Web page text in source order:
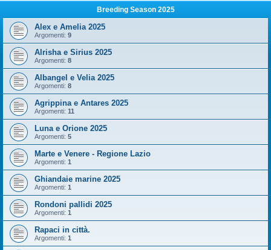
Breeding Season 2025
Alex e Amelia 2025
Argomenti: 9
Alrisha e Sirius 2025
Argomenti: 8
Albangel e Velia 2025
Argomenti: 8
Agrippina e Antares 2025
Argomenti: 11
Luna e Orione 2025
Argomenti: 5
Marte e Venere - Regione Lazio
Argomenti: 1
Ghiandaie marine 2025
Argomenti: 1
Rondoni pallidi 2025
Argomenti: 1
Rapaci in città.
Argomenti: 1